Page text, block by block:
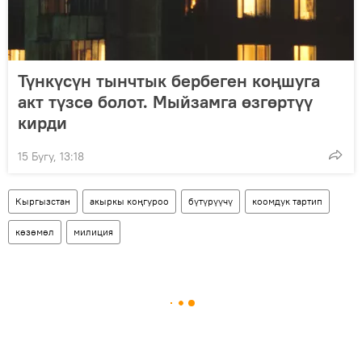
Түнкүсүн тынчтык бербеген коңшуга
акт түзсө болот. Мыйзамга өзгөртүү
кирди
15 Бугу, 13:18
Кыргызстан акыркы коңгуроо бүтүрүүчү коомдук тартип
көзөмөл милиция